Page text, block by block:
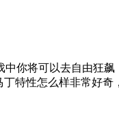
你将可以去自由狂
特性怎么样非常好